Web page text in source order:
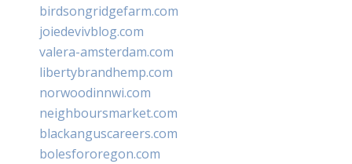
birdsongridgefarm.com
joiedevivblog.com
valera-amsterdam.com
libertybrandhemp.com
norwoodinnwi.com
neighboursmarket.com
blackanguscareers.com
bolesfororegon.com